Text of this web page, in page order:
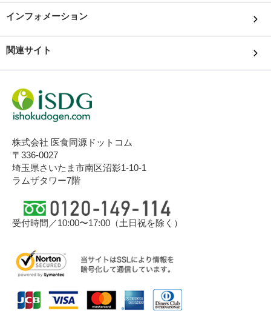
インフォメーション
関連サイト
株式会社 医食同源ドットコム
〒336-0027
埼玉県さいたま市南区沼影1-10-1
ラムザタワー7階
受付時間／10:00〜17:00（土日祝を除く）